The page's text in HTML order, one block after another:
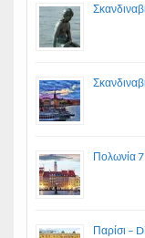
Πολωνία 7
Παρίσι –